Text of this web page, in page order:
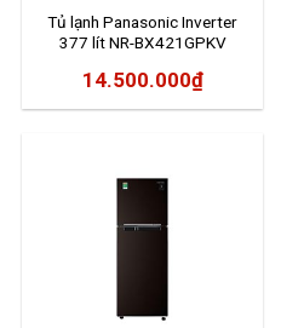
Tủ lạnh Panasonic Inverter
377 lít NR-BX421GPKV
14.500.000₫